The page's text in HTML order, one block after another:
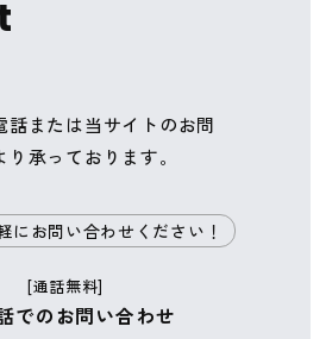
話または当サイトのお問
承っております。
にお問い合わせください！
[通話無料]
でのお問い合わせ